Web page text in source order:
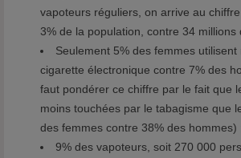
vapoteurs réguliers, on arrive au
3% de la population, contre 34 millions
Seulement 5% des femmes
cigarette électronique contre 7% des
faut pondérer ce chiffre par le fait que
moins touchées par le tabagisme que
des femmes contre 38% des hommes)
9% des vapoteurs, soit 270 000